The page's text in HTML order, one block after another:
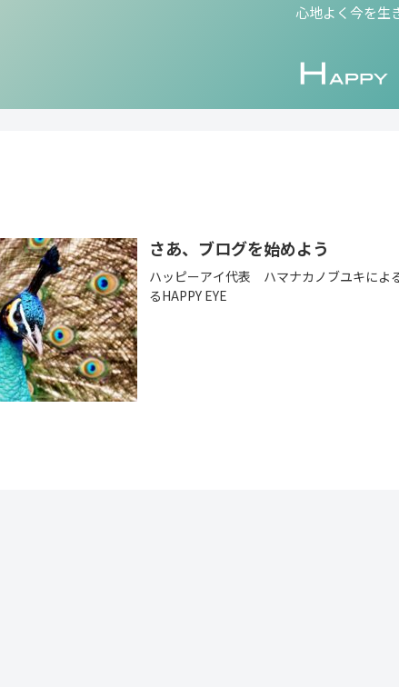
心地よく今を生
さあ、ブログを始めよう
ハッピーアイ代表 ハマナカノブユキによ
るHAPPY EYE